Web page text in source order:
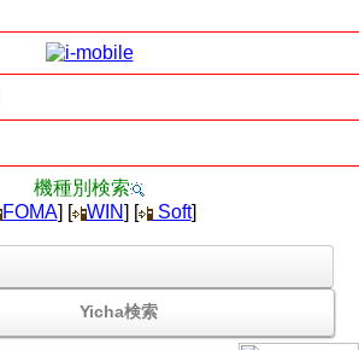
機種別検索
FOMA] [ WIN] [ Soft]